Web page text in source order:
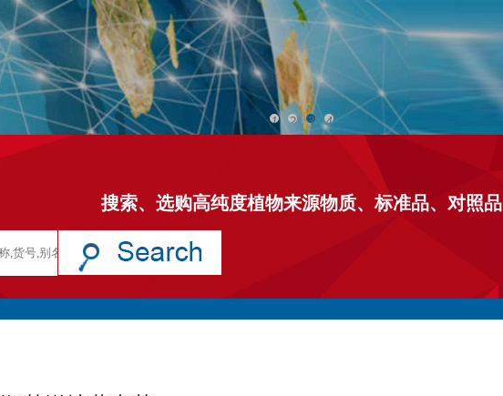
1 2 3 4
搜索、选购高纯度植物来源物质、标准品、对照品